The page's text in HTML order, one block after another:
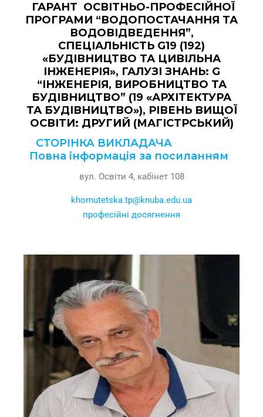
ГАРАНТ ОСВІТНЬО-ПРОФЕСІЙНОЇ
ПРОГРАМИ “ВОДОПОСТАЧАННЯ ТА
ВОДОВІДВЕДЕННЯ”,
СПЕЦІАЛЬНІСТЬ G19 (192)
«БУДІВНИЦТВО ТА ЦИВІЛЬНА
ІНЖЕНЕРІЯ», ГАЛУЗІ ЗНАНЬ: G
“ІНЖЕНЕРІЯ, ВИРОБНИЦТВО ТА
БУДІВНИЦТВО” (19 «АРХІТЕКТУРА
ТА БУДІВНИЦТВО»), РІВЕНЬ ВИЩОЇ
ОСВІТИ: ДРУГИЙ (МАГІСТРСЬКИЙ)
СТОРІНКА ВИКЛАДАЧА
Повна інформація за посиланням
вул. Освіти 4, кабінет 108
khomutetska.tp@knuba.edu.ua
професійні досягнення